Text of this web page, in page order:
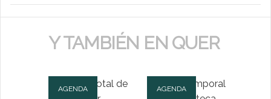
Y TAMBIÉN EN QUER
AGENDA AGENDA